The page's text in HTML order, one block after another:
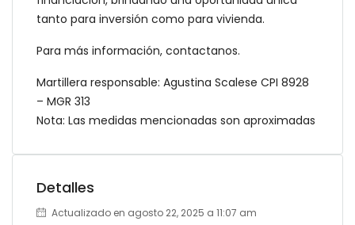
tanto para inversión como para vivienda.
Para más información, contactanos.
Martillera responsable: Agustina Scalese CPI 8928
– MGR 313
Nota: Las medidas mencionadas son aproximadas
Detalles
Actualizado en agosto 22, 2025 a 11:07 am